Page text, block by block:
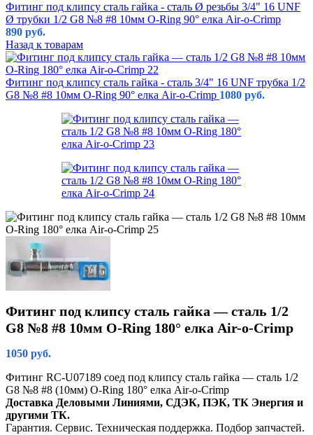
Фитинг под клипсу сталь гайка - сталь Ø резьбы 3/4" 16 UNF
Ø трубки 1/2 G8 №8 #8 10мм O-Ring 90° елка Air-o-Crimp
890 руб.
Назад к товарам
Фитинг под клипсу сталь гайка - сталь 3/4" 16 UNF трубка 1/2
G8 №8 #8 10мм O-Ring 90° елка Air-o-Crimp 1080 руб.
Фитинг под клипсу сталь гайка — сталь 1/2
G8 №8 #8 10мм O-Ring 180° елка Air-o-Crimp
1050 руб.
Фитинг RC-U07189 соед под клипсу сталь гайка — сталь 1/2
G8 №8 #8 (10мм) O-Ring 180° елка Air-o-Crimp
Доставка Деловыми Линиями, СДЭК, ПЭК, ТК Энергия и
другими ТК.
Гарантия. Сервис. Техническая поддержка. Подбор запчастей.